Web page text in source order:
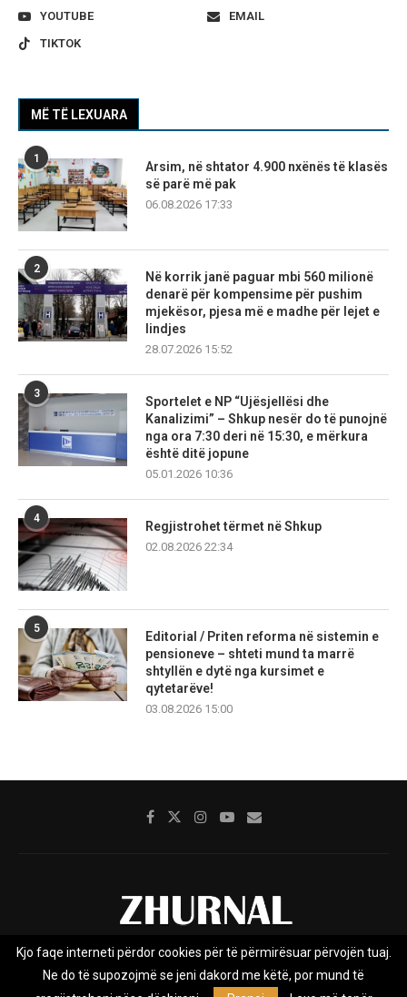
YOUTUBE
EMAIL
TIKTOK
MË TË LEXUARA
1
Arsim, në shtator 4.900 nxënës të klasës
së parë më pak
06.08.2026 17:33
2
Në korrik janë paguar mbi 560 milionë
denarë për kompensime për pushim
mjekësor, pjesa më e madhe për lejet e
lindjes
28.07.2026 15:52
3
Sportelet e NP “Ujësjellësi dhe
Kanalizimi” – Shkup nesër do të punojnë
nga ora 7:30 deri në 15:30, e mërkura
është ditë jopune
05.01.2026 10:36
4
Regjistrohet tërmet në Shkup
02.08.2026 22:34
5
Editorial / Priten reforma në sistemin e
pensioneve – shteti mund ta marrë
shtyllën e dytë nga kursimet e
qytetarëve!
03.08.2026 15:00
Rreth nesh Impresumi Marketing
Privacy Policy
Kjo faqe interneti përdor cookies për të përmirësuar përvojën tuaj.
Ne do të supozojmë se jeni dakord me këtë, por mund të